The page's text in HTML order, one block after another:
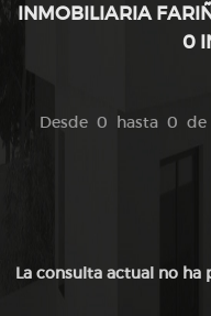
INMOBILIARIA
0
Desde 0 hasta 0 de
La consulta actual no